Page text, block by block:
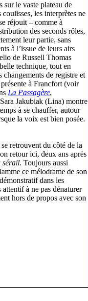
sur le vaste plateau de
les interprètes ne
réjouit – comme à
des seconds rôles,
leur partie, sans
à l’issue de leurs airs
de Russell Thomas
technique, tout en
de registre et
à Francfort (voir
La Passagère,
Jakubiak (Lina) montre
à se chauffer, autour
la voix est bien posée.
retrouvent du côté de la
retour ici, deux ans après
sérail. Toujours aussi
ce mélodrame de son
dans les
à ne pas dénaturer
hors de propos avec son